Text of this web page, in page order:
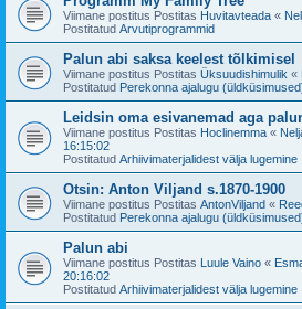
Viimane postitus Postitas Huvitavteada «
Postitatud Arvutiprogrammid
Palun abi saksa keelest tõlkimisel
Viimane postitus Postitas Üksuudishimulik «
Postitatud Perekonna ajalugu
Leidsin oma esivanemad aga
Viimane postitus Postitas Hoclinemma «
16:15:02
Postitatud Arhiivimaterjalidest välja lugemine
Otsin: Anton Viljand s.1870-1900
Viimane postitus Postitas AntonViljand «
Postitatud Perekonna ajalugu
Palun abi
Viimane postitus Postitas Luule Vaino «
20:16:02
Postitatud Arhiivimaterjalidest välja lugemine